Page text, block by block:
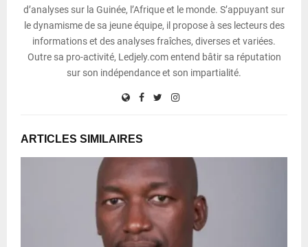
d’analyses sur la Guinée, l’Afrique et le monde. S’appuyant sur
le dynamisme de sa jeune équipe, il propose à ses lecteurs des
informations et des analyses fraîches, diverses et variées.
Outre sa pro-activité, Ledjely.com entend bâtir sa réputation
sur son indépendance et son impartialité.
ARTICLES SIMILAIRES